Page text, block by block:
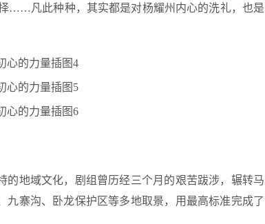
……凡此种种，其实都是对杨耀州内心的洗礼，也是
地域文化，剧组曾历经三个月的艰苦跋涉，辗转马
寨沟、卧龙保护区等多地取景，用最高标准完成了